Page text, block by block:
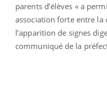
parents d’élèves « a
association forte entre
l’apparition de signes
communiqué de la